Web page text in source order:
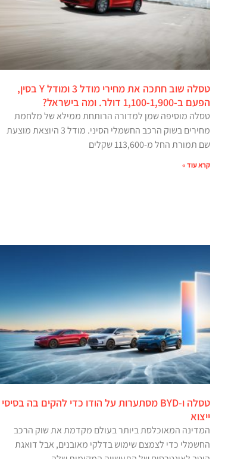
טסלה שוב חתכה את מחירי מודל 3 ומודל Y בסין,
הפעם ב-1,100-1,900 דולר. ומה בישראל?
טסלה מוסיפה שמן למדורה הרותחת ממילא של מלחמת
מחירים בשוק הרכב החשמלי הסיני. מודל 3 היוצאת מוצעת
שם תמורת החל מ-113,600 שקלים
קרא עוד »
טסלה ו-BYD מסתערות על הודו כדי להקים בה בסיסי
ייצוא
המדינה המאוכלסת ביותר בעולם מקדמת את שוק הרכב
החשמלי כדי לצמצם שימוש בדלקי מאובנים, אבל דואגת